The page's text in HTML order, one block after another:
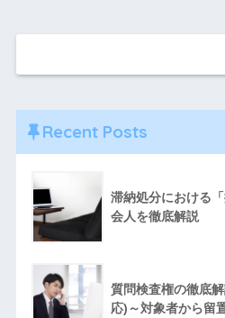
Recent Posts
滞納処分における
会人を徹底解説
質問検査権の徹底
応)～対象者から留